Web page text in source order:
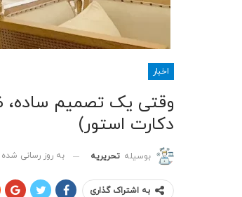
اخبار
وقتی یک تصمیم ساده،
دکارت استور)
بوسیله تحریریه به روز رسانی شده
به اشتراک گذاری